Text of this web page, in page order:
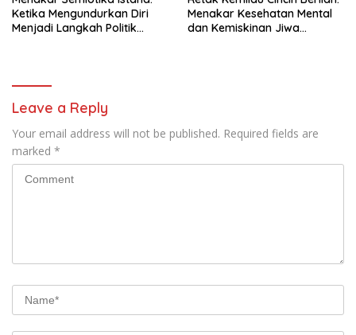
Ketika Mengundurkan Diri
Menjadi Langkah Politik
Menakar Kesehatan Mental
dan Kemiskinan Jiwa
Leave a Reply
Your email address will not be published. Required fields are
marked *